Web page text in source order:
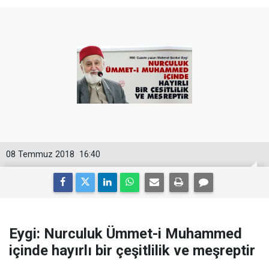
16:40
08 Temmuz 2018
Eygi: Nurculuk Ümmet-i Muhammed
içinde hayırlı bir çeşitlilik ve meşreptir